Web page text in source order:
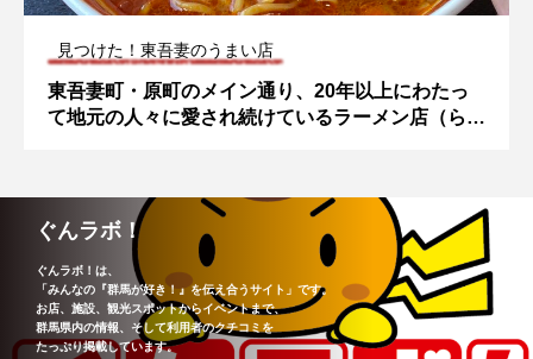
見つけた！東吾妻のうまい店
東吾妻町・原町のメイン通り、20年以上にわたっ
て地元の人々に愛され続けているラーメン店（らー
ぐんラボ！
ぐんラボ！は、
「みんなの『群馬が好き！』を伝え合うサイト」です。
お店、施設、観光スポットからイベントまで、
群馬県内の情報、そして利用者のクチコミを
たっぷり掲載しています。